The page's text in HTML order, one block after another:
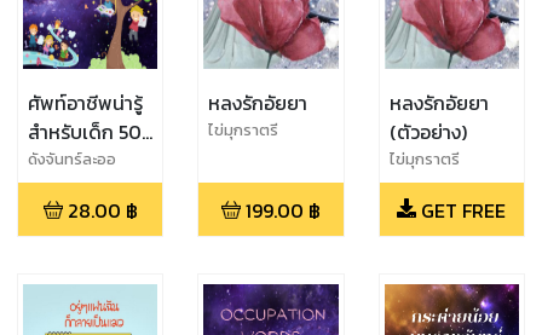
ศัพท์อาชีพน่ารู้
สำหรับเด็ก 50
คำ
(Occupation
words)
ดังจันทร์ละออ
28.00 ฿
หลงรักอัยยา
ไข่มุกราตรี
199.00 ฿
หลงรักอัยยา
(ตัวอย่าง)
ไข่มุกราตรี
GET FREE